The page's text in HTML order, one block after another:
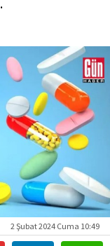
2 Şubat 2024 Cuma 10:49